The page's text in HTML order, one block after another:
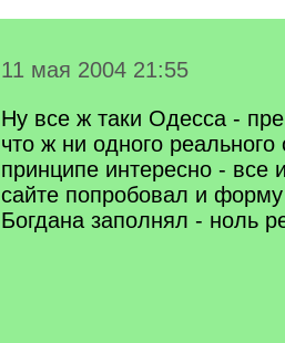
11 мая 2004 21:55
Ну все ж таки Одесса -
что ж ни одного реального
принципе интересно -
сайте попробовал и
Богдана заполнял - ноль